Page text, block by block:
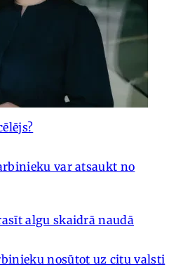
var atsaukt no
algu skaidrā naudā
nosūtot uz citu valsti